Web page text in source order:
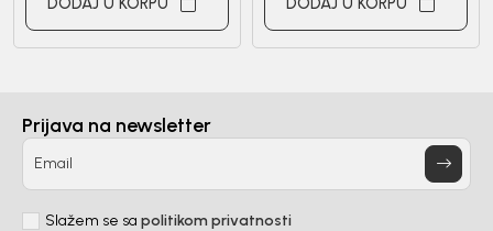
Prijava na newsletter
Email
Slažem se sa politikom privatnosti